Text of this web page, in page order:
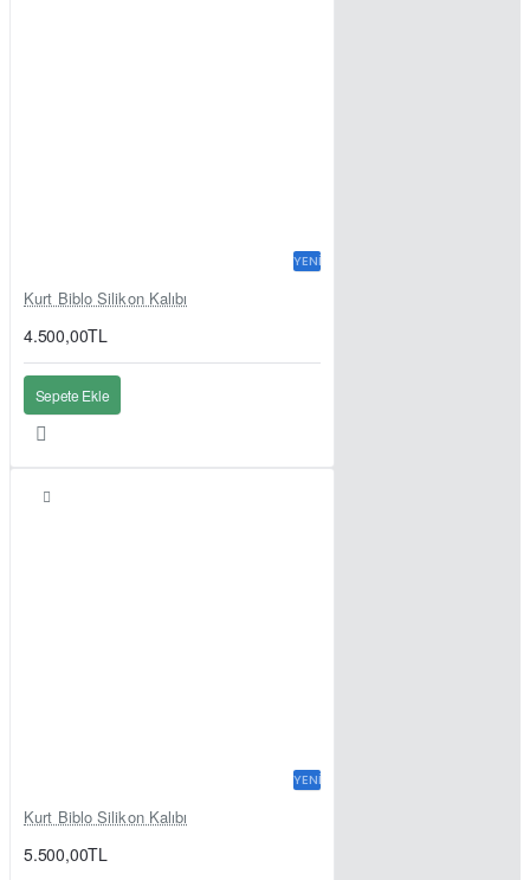
YENI
Kurt Biblo Silikon Kalıbı
4.500,00TL
Sepete Ekle
YENI
Kurt Biblo Silikon Kalıbı
5.500,00TL